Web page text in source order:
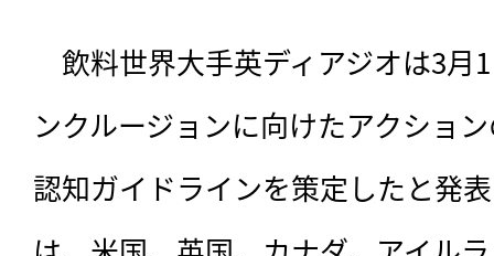
飲料世界大手英ディアジオは3月
ンクルージョンに向けたアクショ
認知ガイドラインを策定したと発